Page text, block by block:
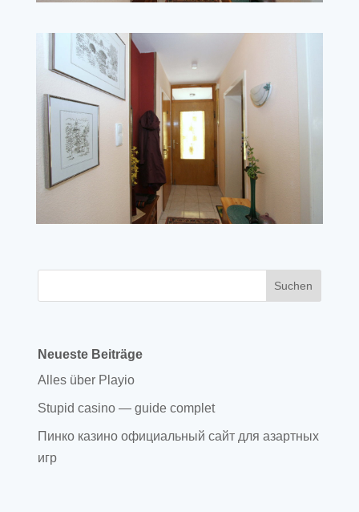
Neueste Beiträge
Alles über Playio
Stupid casino — guide complet
Пинко казино официальный сайт для азартных
игр